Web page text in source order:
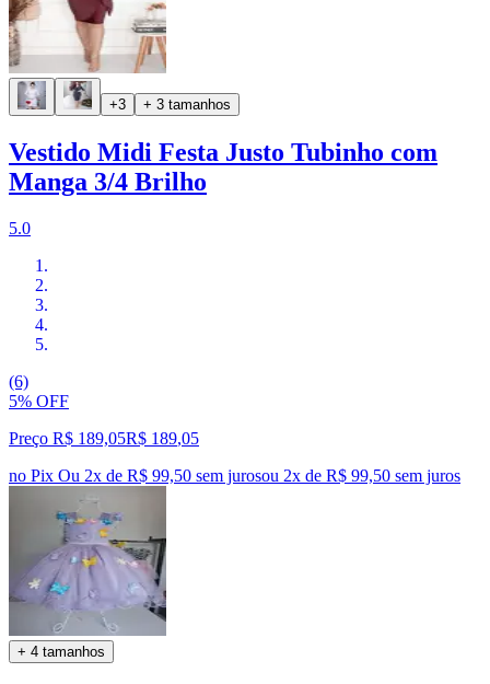
+3 + 3 tamanhos
Vestido Midi Festa Justo Tubinho com
Manga 3/4 Brilho
5.0
(6)
5% OFF
Preço R$ 189,05R$ 189,05
no Pix Ou 2x de R$ 99,50 sem jurosou 2x de R$ 99,50 sem juros
+ 4 tamanhos